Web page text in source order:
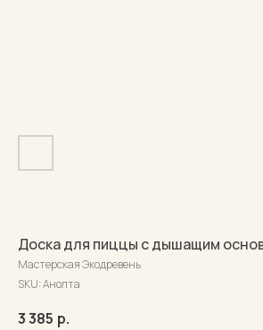
Доска для пиццы с дышащим
Мастерская Экодревень
SKU:Анолта
3 385 р.